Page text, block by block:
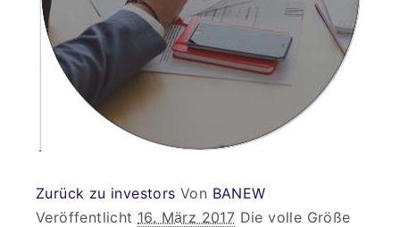
Zurück zu investors Von BANEW
Veröffentlicht 16. März 2017 Die volle Größe